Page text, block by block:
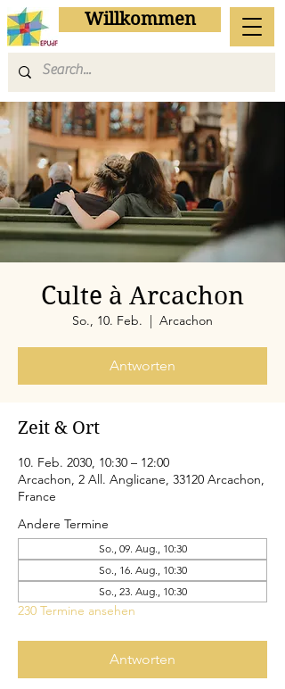
Willkommen
Culte à Arcachon
So., 10. Feb.
  |
Arcachon
Antworten
Zeit & Ort
10. Feb. 2030, 10:30 – 12:00
Arcachon, 2 All. Anglicane, 33120 Arcachon,
France
Andere Termine
So., 09. Aug., 10:30
So., 16. Aug., 10:30
So., 23. Aug., 10:30
230 Termine ansehen
Antworten